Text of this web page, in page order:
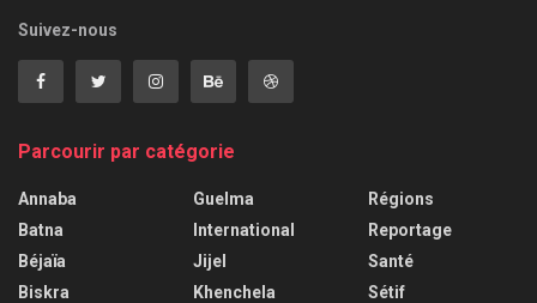
Suivez-nous
Parcourir par catégorie
Annaba
Batna
Béjaïa
Biskra
Guelma
International
Jijel
Khenchela
Régions
Reportage
Santé
Sétif